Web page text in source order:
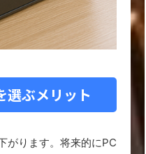
ぶメリット
がります。将来的にPC